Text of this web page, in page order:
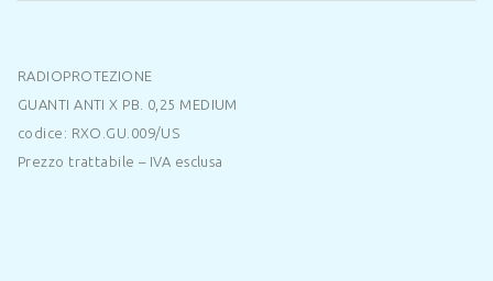
RADIOPROTEZIONE
GUANTI ANTI X PB. 0,25 MEDIUM
codice: RXO.GU.009/US
Prezzo trattabile – IVA esclusa